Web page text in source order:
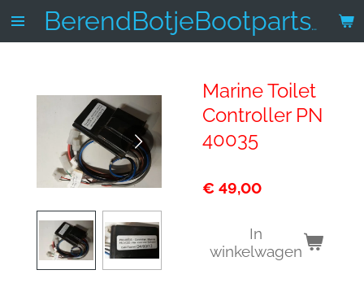
Ga
BerendBotjeBootparts.nl
Marine Toilet
Controller PN
40035
€ 49,00
In
winkelwagen